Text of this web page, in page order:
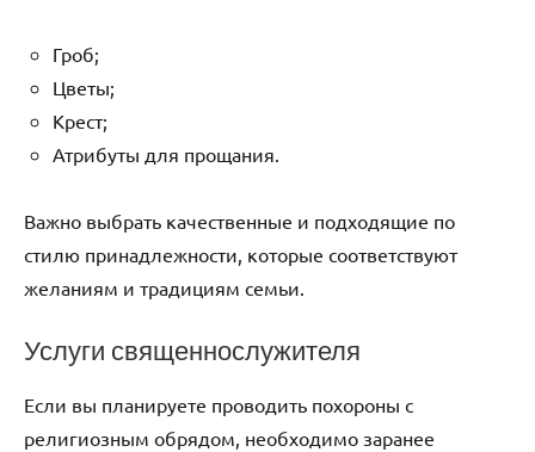
Гроб;
Цветы;
Крест;
Атрибуты для прощания.
Важно выбрать качественные и подходящие по
стилю принадлежности, которые соответствуют
желаниям и традициям семьи.
Услуги священнослужителя
Если вы планируете проводить похороны с
религиозным обрядом, необходимо заранее